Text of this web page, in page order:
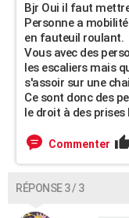
Bjr Oui il faut
Personne a
en fauteuil roulant.
Vous avec des
les escaliers mais
s'assoir sur une
Ce sont donc des
le droit à des prises
Commenter
RÉPONSE 3 / 3